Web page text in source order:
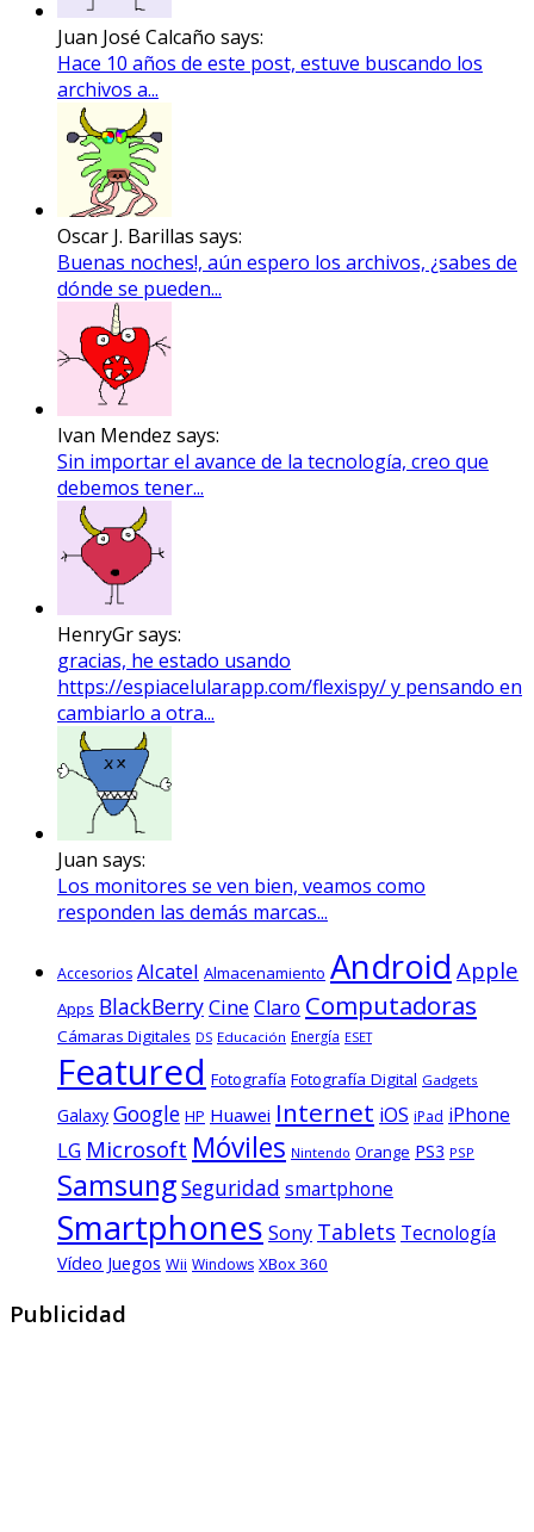
Juan José Calcaño says:
Hace 10 años de este post, estuve buscando los
archivos a...
Oscar J. Barillas says:
Buenas noches!, aún espero los archivos, ¿sabes de
dónde se pueden...
Ivan Mendez says:
Sin importar el avance de la tecnología, creo que
debemos tener...
HenryGr says:
gracias, he estado usando
https://espiacelularapp.com/flexispy/ y pensando en
cambiarlo a otra...
Juan says:
Los monitores se ven bien, veamos como
responden las demás marcas...
Accesorios Alcatel Almacenamiento Android Apple
Apps BlackBerryCine Claro Computadoras
Cámaras Digitales DS Educación Energía ESET
Featured Fotografía Fotografía Digital Gadgets
Galaxy Google HP Huawei Internet iOS iPad iPhone
LG Microsoft Móviles Nintendo Orange PS3 PSP
SamsungSeguridad smartphone
Smartphones Sony Tablets Tecnología
Vídeo Juegos Wii Windows XBox 360
Publicidad